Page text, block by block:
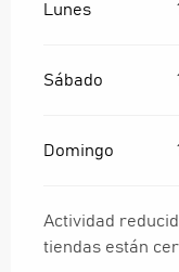
Lunes
Sábado
Domingo
Actividad
tiendas están